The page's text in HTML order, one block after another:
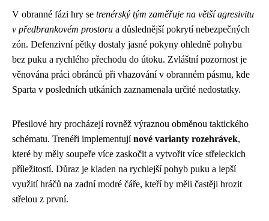
V obranné fázi hry se trenérský tým zaměřuje na větší agresivitu
v předbrankovém prostoru a důslednější pokrytí nebezpečných
zón. Defenzivní pětky dostaly jasné pokyny ohledně pohybu
bez puku a rychlého přechodu do útoku. Zvláštní pozornost je
věnována práci obránců při vhazování v obranném pásmu, kde
Sparta v posledních utkáních zaznamenala určité nedostatky.
Přesilové hry procházejí rovněž výraznou obměnou taktického
schématu. Trenéři implementujínové varianty rozehrávek,
které by měly soupeře více zaskočit a vytvořit více střeleckich
příležitostí. Důraz je kladen na rychlejší pohyb puku a lepší
využití hráčů na zadní modré čáře, kteří by měli častěji hrozit
střelou z první.